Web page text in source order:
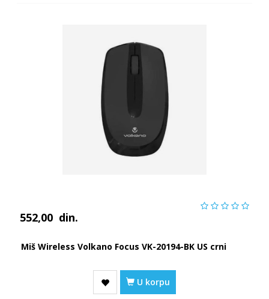
552,00 din.
Miš Wireless Volkano Focus VK-20194-BK US crni
U korpu